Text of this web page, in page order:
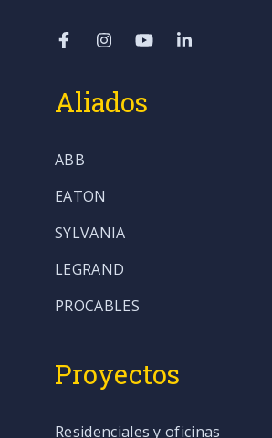
Aliados
ABB
EATON
SYLVANIA
LEGRAND
PROCABLES
Proyectos
Residenciales y oficinas